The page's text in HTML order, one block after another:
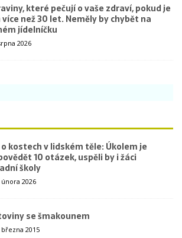
které pečují o vaše zdraví, pokud je
než 30 let. Neměly by chybět na
jídelníčku
2026
o kostech v lidském těle: Úkolem je
10 otázek, uspěli by i žáci
školy
února 2026
se šmakounem
března 2015